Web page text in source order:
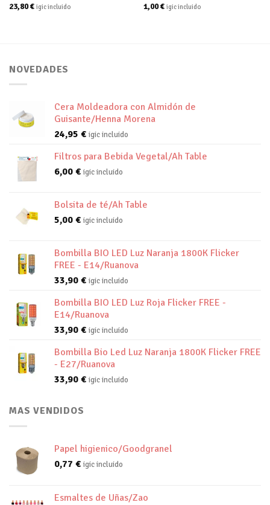
23,80€ igic incluido
1,00€ igic incluido
NOVEDADES
Cera Moldeadora con Almidón de
Guisante/Henna Morena
24,95 € igic incluido
Filtros para Bebida Vegetal/Ah Table
6,00 € igic incluido
Bolsita de té/Ah Table
5,00 € igic incluido
Bombilla BIO LED Luz Naranja 1800K Flicker
FREE - E14/Ruanova
33,90 € igic incluido
Bombilla BIO LED Luz Roja Flicker FREE -
E14/Ruanova
33,90 € igic incluido
Bombilla Bio Led Luz Naranja 1800K Flicker FREE
- E27/Ruanova
33,90 € igic incluido
MAS VENDIDOS
Papel higienico/Goodgranel
0,77 € igic incluido
Esmaltes de Uñas/Zao